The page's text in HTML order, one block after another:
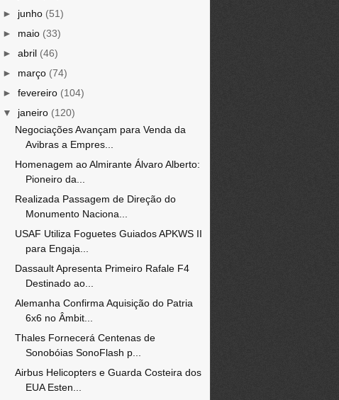
► junho (51)
► maio (33)
► abril (46)
► março (74)
► fevereiro (104)
▼ janeiro (120)
Negociações Avançam para Venda da
Avibras a Empres...
Homenagem ao Almirante Álvaro Alberto:
Pioneiro da...
Realizada Passagem de Direção do
Monumento Naciona...
USAF Utiliza Foguetes Guiados APKWS II
para Engaja...
Dassault Apresenta Primeiro Rafale F4
Destinado ao...
Alemanha Confirma Aquisição do Patria
6x6 no Âmbit...
Thales Fornecerá Centenas de
Sonobóias SonoFlash p...
Airbus Helicopters e Guarda Costeira dos
EUA Esten...